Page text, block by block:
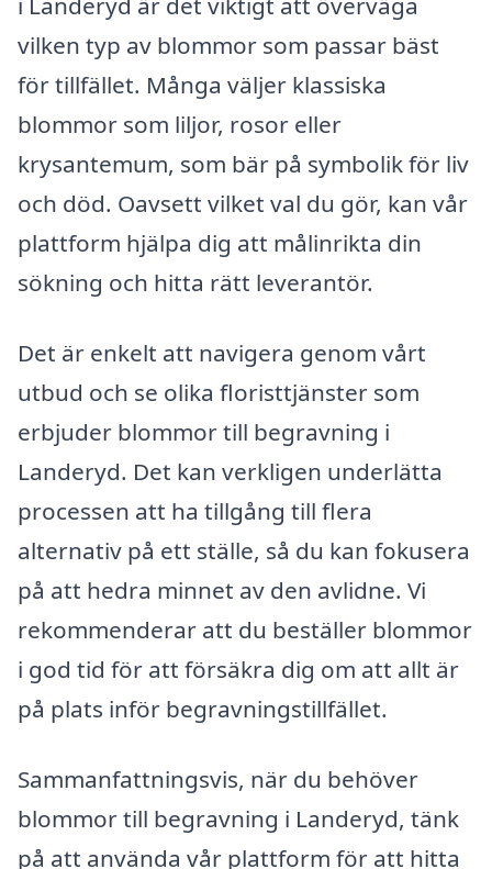
vilken typ av blommor som passar bäst
för tillfället. Många väljer klassiska
blommor som liljor, rosor eller
krysantemum, som bär på symbolik för liv
och död. Oavsett vilket val du gör, kan vår
plattform hjälpa dig att målinrikta din
sökning och hitta rätt leverantör.
Det är enkelt att navigera genom vårt
utbud och se olika floristtjänster som
erbjuder blommor till begravning i
Landeryd. Det kan verkligen underlätta
processen att ha tillgång till flera
alternativ på ett ställe, så du kan fokusera
på att hedra minnet av den avlidne. Vi
rekommenderar att du beställer blommor
i god tid för att försäkra dig om att allt är
på plats inför begravningstillfället.
Sammanfattningsvis, när du behöver
blommor till begravning i Landeryd, tänk
på att använda vår plattform för att hitta